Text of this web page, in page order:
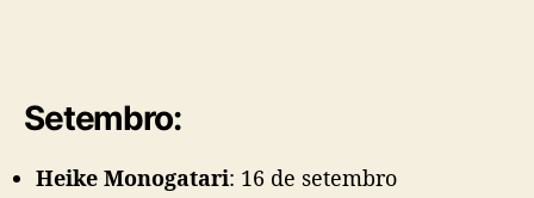
Setembro:
Heike Monogatari: 16 de setembro